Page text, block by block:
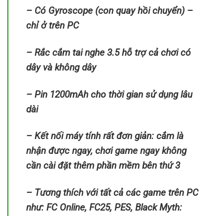
– Có Gyroscope (con quay hồi chuyển) –
chỉ ở trên PC
– Rắc cắm tai nghe 3.5 hỗ trợ cả chơi có
dây và không dây
– Pin 1200mAh cho thời gian sử dụng lâu
dài
– Kết nối máy tính rất đơn giản: cắm là
nhận được ngay, chơi game ngay không
cần cài đặt thêm phần mềm bên thứ 3
– Tương thích với tất cả các game trên PC
như: FC Online, FC25, PES, Black Myth: